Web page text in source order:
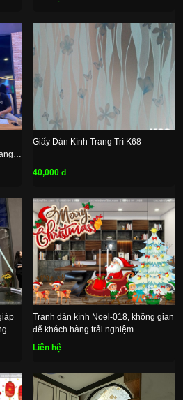
Giấy Dán Kính Trang Trí K68
40,000 đ
Tranh dán kính Noel-018, không gian
để khách hàng trải nghiệm
Liên hệ